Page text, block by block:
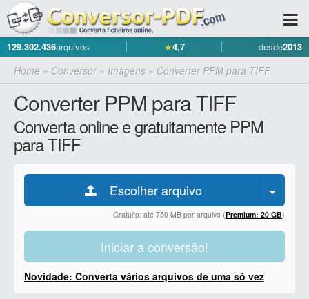
129.302.436arquivos ★4,7 desde2013
Home » Conversor» Imagens » Converter PPM para TIFF
Converter PPM para TIFF
Converta online e gratuitamente PPM
para TIFF
Escolher arquivo
Gratuito: até 750 MB por arquivo (Premium: 20 GB)
Iniciar a conversão!
Novidade: Converta vários arquivos de uma só vez